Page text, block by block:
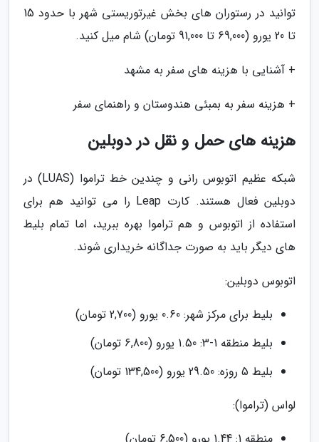
توانید در رستوران های بخش غیرتوریستی شهر با حدود 15
تا 20 یورو (69,000 تا 91,000 تومان) شام میل کنید.
+ آشنایی با هزینه های سفر به مشهد
+ هزینه سفر به بمبئی هندوستان و راهنمای سفر
هزینه های حمل و نقل در دوبلین
شبکه عظیم اتوبوس رانی و چندین خط تراموا (LUAS) در
دوبلین فعال هستند. کارت Leap را می توانید هم برای
استفاده از اتوبوس و هم تراموا بهره ببرید، اما تمام بلیط
های دیگر باید به صورت جداگانه خریداری شوند.
اتوبوس دوبلین:
بلیط برای مرکز شهر: 0.60 یورو (2,700 تومان)
بلیط منطقه 1-3: 1.50 یورو (6,800 تومان)
بلیط 5 روزه: 29.50 یورو (134,500 تومان)
لواس (تراموا):